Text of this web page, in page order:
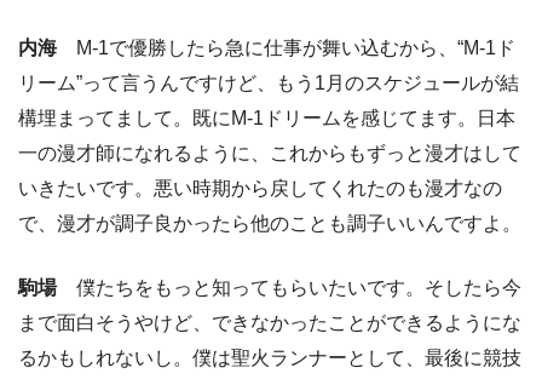
内海 M-1で優勝したら急に仕事が舞い込むから、“M-1ド
リーム”って言うんですけど、もう1月のスケジュールが結
構埋まってまして。既にM-1ドリームを感じてます。日本
一の漫才師になれるように、これからもずっと漫才はして
いきたいです。悪い時期から戻してくれたのも漫才なの
で、漫才が調子良かったら他のことも調子いいんですよ。
駒場僕たちをもっと知ってもらいたいです。そしたら今
まで面白そうやけど、できなかったことができるようにな
るかもしれないし。僕は聖火ランナーとして、最後に競技